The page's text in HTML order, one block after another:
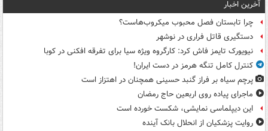
آخرین اخبار
چرا تابستان فصل محبوب میکروب‌هاست؟
دستگیری قاتل فراری در نوشهر
نیویورک تایمز فاش کرد: کارگروه ویژه سیا برای تفرقه افکنی در کوبا
کنترل کامل تنگه هرمز در دست ایران!
پرچم سیاه بر فراز گنبد حسینی همچنان در اهتزاز است
ماجرای پیاده روی اربعین حاج رمضان
این دیپلماسی نمایشی، شکست خورده است
روایت پزشکیان از انحلال بانک آینده